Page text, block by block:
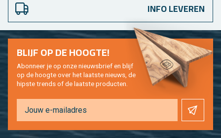
INFO LEVEREN
BLIJF OP DE HOOG­TE!
Abon­neer je op onze nieuws­brief en blijf
op de hoog­te over het laat­ste nieuws, de
hip­s­te trends of de laat­ste pro­duc­ten.